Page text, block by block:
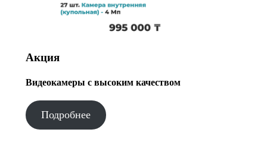
Акция
Видеокамеры с высоким качеством
Подробнее